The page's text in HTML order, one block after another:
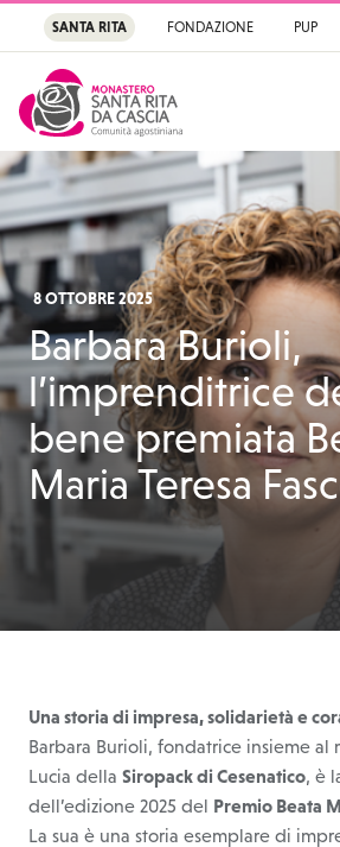
Santa Rita
Santuario di
SANTA RITA FONDAZIONE PUP
8 OTTOBRE 2025
Barbara Burioli,
l’imprenditrice
bene premiata
Maria Teresa
Una storia di impresa, solidarietà e
Barbara Burioli, fondatrice insieme al
Lucia della Siropack di Cesenatico, è
dell’edizione 2025 del Premio Beata
La sua è una storia esemplare di